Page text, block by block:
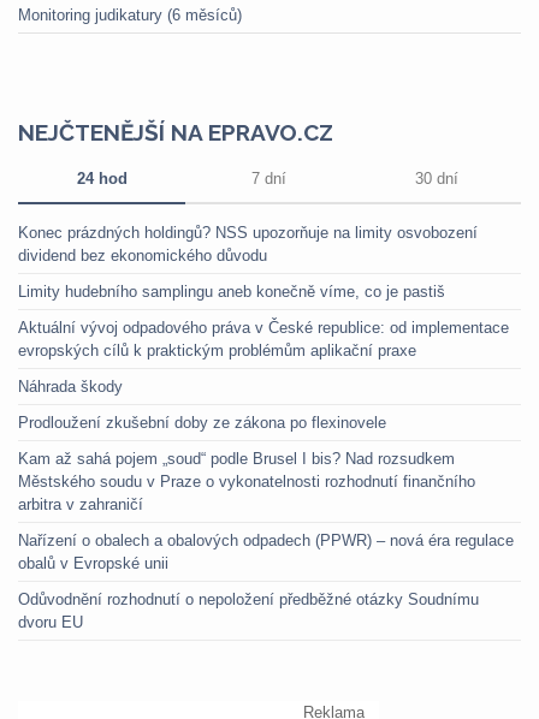
Monitoring judikatury (6 měsíců)
NEJČTENĚJŠÍ NA EPRAVO.CZ
24 hod 7 dní 30 dní
Konec prázdných holdingů? NSS upozorňuje na limity osvobození
dividend bez ekonomického důvodu
Limity hudebního samplingu aneb konečně víme, co je pastiš
Aktuální vývoj odpadového práva v České republice: od implementace
evropských cílů k praktickým problémům aplikační praxe
Náhrada škody
Prodloužení zkušební doby ze zákona po flexinovele
Kam až sahá pojem „soud“ podle Brusel I bis? Nad rozsudkem
Městského soudu v Praze o vykonatelnosti rozhodnutí finančního
arbitra v zahraničí
Nařízení o obalech a obalových odpadech (PPWR) – nová éra regulace
obalů v Evropské unii
Odůvodnění rozhodnutí o nepoložení předběžné otázky Soudnímu
dvoru EU